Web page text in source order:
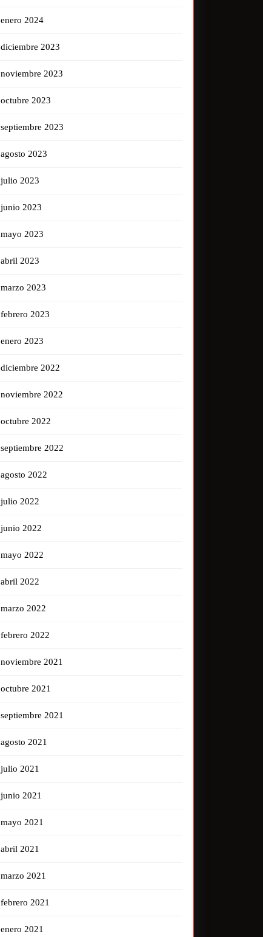
enero 2024
diciembre 2023
noviembre 2023
octubre 2023
septiembre 2023
agosto 2023
julio 2023
junio 2023
mayo 2023
abril 2023
marzo 2023
febrero 2023
enero 2023
diciembre 2022
noviembre 2022
octubre 2022
septiembre 2022
agosto 2022
julio 2022
junio 2022
mayo 2022
abril 2022
marzo 2022
febrero 2022
noviembre 2021
octubre 2021
septiembre 2021
agosto 2021
julio 2021
junio 2021
mayo 2021
abril 2021
marzo 2021
febrero 2021
enero 2021